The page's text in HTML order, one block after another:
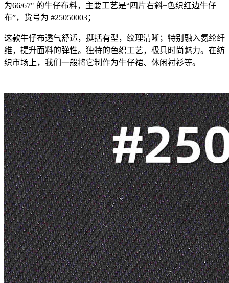
为66/67" 的牛仔布料，主要工艺是“四片右斜+色织红边牛仔
布”，货号为 #25050003；
这款牛仔布透气舒适，挺括有型，纹理清晰；特别融入氨纶纤
维，提升面料的弹性。独特的色织工艺，极具时尚魅力。在纺
织市场上，我们一般将它制作为牛仔裙、休闲衬衫等。